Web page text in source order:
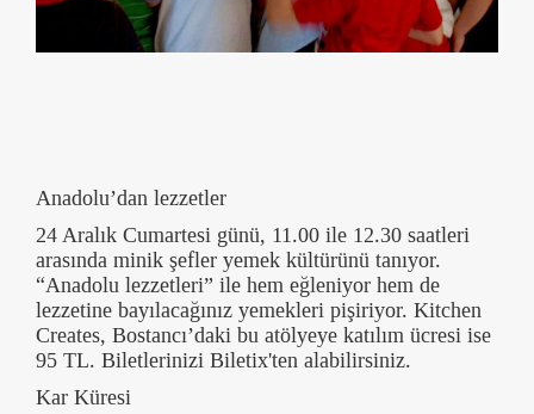
Anadolu’dan lezzetler
24 Aralık Cumartesi günü, 11.00 ile 12.30 saatleri
arasında minik şefler yemek kültürünü tanıyor.
“Anadolu lezzetleri” ile hem eğleniyor hem de
lezzetine bayılacağınız yemekleri pişiriyor. Kitchen
Creates, Bostancı’daki bu atölyeye katılım ücresi ise
95 TL. Biletlerinizi Biletix'ten alabilirsiniz.
Kar Küresi